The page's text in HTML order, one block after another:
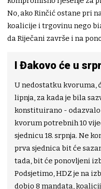
No, ako Rinčić ostane pri
koalicije i trgovinu nego
da Riječani završe i na
I Đakovo će u
U nedostatku kvoruma,
lipnja, za kada je bila
konstituirano - odazvalo
kvorum potrebnih 10
sjednicu 18. srpnja. Ne
prva sjednica bit će
tada, bit će ponovljeni
Podsjetimo, HDZ je na
dobio 8 mandata,